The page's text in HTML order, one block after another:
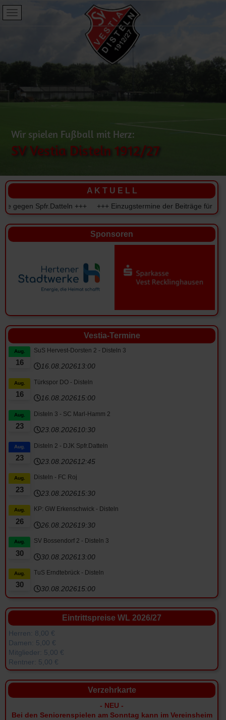
SV Vestia Disteln 1912/27
Wir spielen Fußball mit Herz:
A K T U E L L
Spfr.Datteln +++ +++ Einzugstermine der Beiträge für
Sponsoren
Vestia-Termine
16
Aug. SuS Hervest-Dorsten 2 - Disteln 3
16.08.202613:00
16
Aug. Türkspor DO - Disteln
16.08.202615:00
23
Aug. Disteln 3 - SC Marl-Hamm 2
23.08.202610:30
23
Aug. Disteln 2 - DJK Spfr.Datteln
23.08.202612:45
23
Aug. Disteln - FC Roj
23.08.202615:30
26
Aug. KP: GW Erkenschwick - Disteln
26.08.202619:30
30
Aug. SV Bossendorf 2 - Disteln 3
30.08.202613:00
30
Aug. TuS Erndtebrück - Disteln
30.08.202615:00
Eintrittspreise WL 2026/27
Herren: 8,00 €
Damen: 5,00 €
Mitglieder: 5,00 €
Rentner: 5,00 €
Verzehrkarte
- NEU -
Bei den Seniorenspielen am Sonntag kann im Vereinsheim